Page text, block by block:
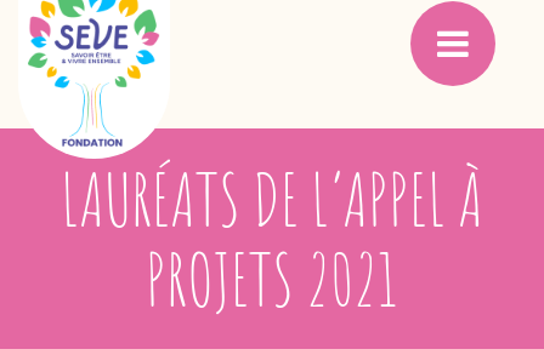
LAURÉATS DE L’APPEL À
PROJETS 2021